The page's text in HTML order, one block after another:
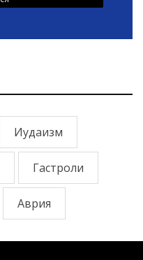
Иудаизм
Гастроли
Аврия